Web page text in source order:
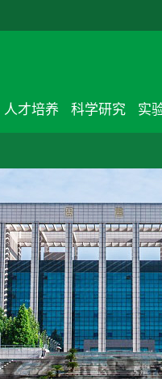
人才培养 科学研究 实